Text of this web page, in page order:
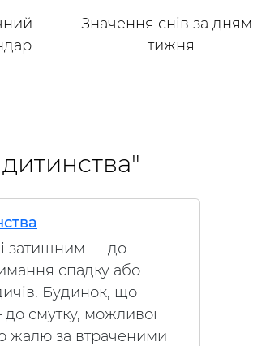
Значення снів за
тижня
дитинства"
затишним — до
спадку або
Будинок, що
смутку, можливої
жалю за втраченими